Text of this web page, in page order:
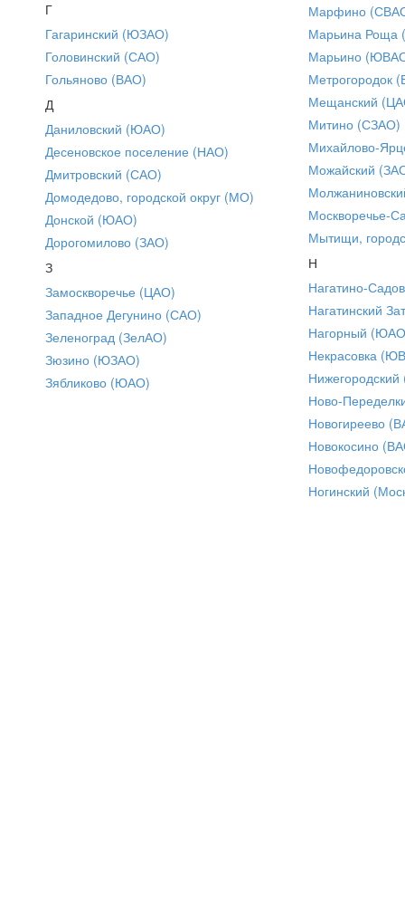
Г
Гагаринский (ЮЗАО)
Головинский (САО)
Гольяново (ВАО)
Д
Даниловский (ЮАО)
Десеновское поселение (НАО)
Дмитровский (САО)
Домодедово, городской округ (МО)
Донской (ЮАО)
Дорогомилово (ЗАО)
З
Замоскворечье (ЦАО)
Западное Дегунино (САО)
Зеленоград (ЗелАО)
Зюзино (ЮЗАО)
Зябликово (ЮАО)
Марфино
Марьина Роща
Марьино
Метрогородок
Мещанский
Митино (СЗАО)
Михайлово-
Можайский
Москворечье-
Мытищи,
Н
Нагатино-
Нагатинский
Нагорный
Некрасовка
Ново-
Новогиреево
Новокосино
Ногинский